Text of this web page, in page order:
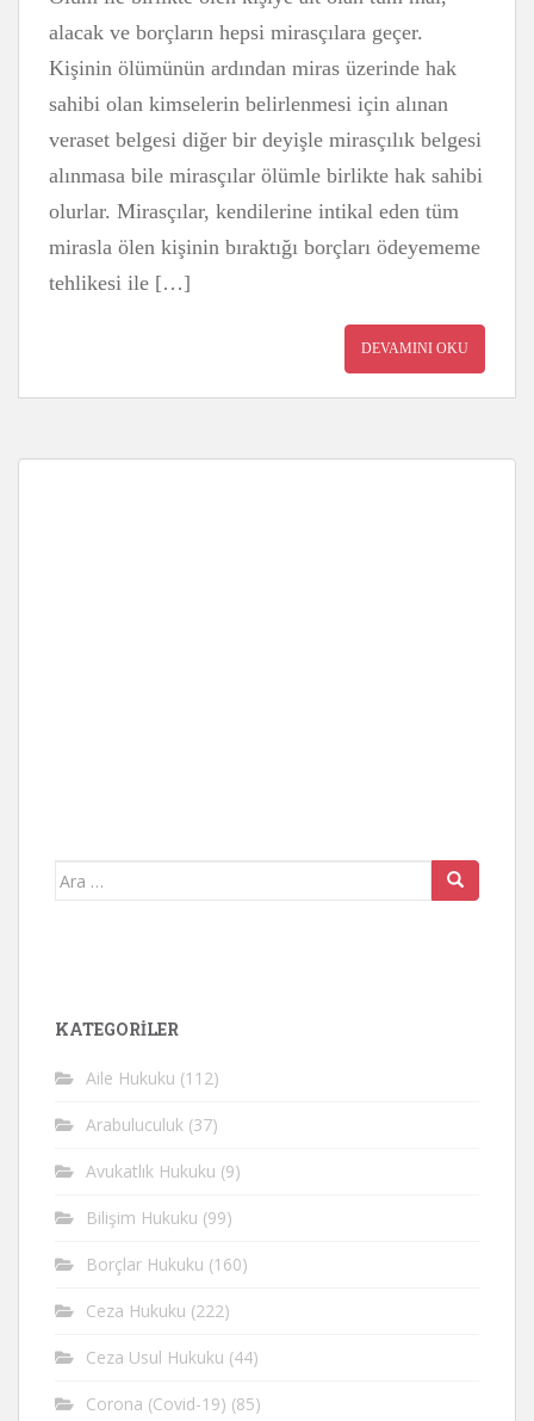
alacak ve borçların hepsi mirasçılara geçer.
Kişinin ölümünün ardından miras üzerinde hak
sahibi olan kimselerin belirlenmesi için alınan
veraset belgesi diğer bir deyişle mirasçılık belgesi
alınmasa bile mirasçılar ölümle birlikte hak sahibi
olurlar. Mirasçılar, kendilerine intikal eden tüm
mirasla ölen kişinin bıraktığı borçları ödeyememe
tehlikesi ile […]
DEVAMINI OKU
Arama
KATEGORİLER
Aile Hukuku (112)
Arabuluculuk (37)
Avukatlık Hukuku (9)
Bilişim Hukuku (99)
Borçlar Hukuku (160)
Ceza Hukuku (222)
Ceza Usul Hukuku (44)
Corona (Covid-19) (85)